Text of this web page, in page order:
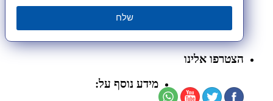
שלח
הצטרפו אלינו
מידע נוסף על: